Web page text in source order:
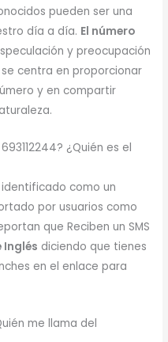
pueden ser una
día a día. El número
y preocupación
centra en proporcionar
y en compartir
¿Quién es el
como un
por usuarios como
que Reciben un SMS
Inglés diciendo que tienes
en el enlace para
me llama del